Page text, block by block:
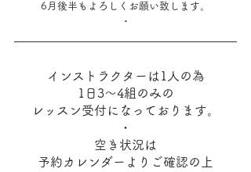
6月後半もよろしくお願い致します。
・
インストラクターは1人の為
1日3～4組のみの
レッスン受付になっております。
・
空き状況は
予約カレンダーよりご確認の上